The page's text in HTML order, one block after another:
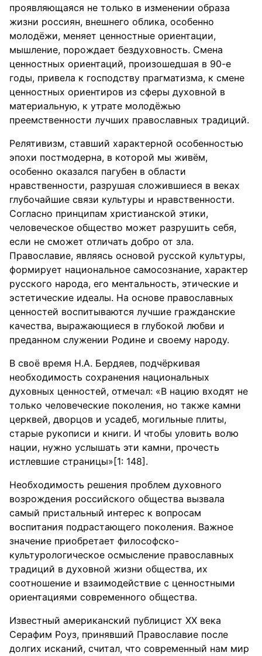
проявляющаяся не только в изменении образа
жизни россиян, внешнего облика, особенно
молодёжи, меняет ценностные ориентации,
мышление, порождает бездуховность. Смена
ценностных ориентаций, произошедшая в 90-е
годы, привела к господству прагматизма, к смене
ценностных ориентиров из сферы духовной в
материальную, к утрате молодёжью
преемственности лучших православных традиций.
Релятивизм, ставший характерной особенностью
эпохи постмодерна, в которой мы живём,
особенно оказался пагубен в области
нравственности, разрушая сложившиеся в веках
глубочайшие связи культуры и нравственности.
Согласно принципам христианской этики,
человеческое общество может разрушить себя,
если не сможет отличать добро от зла.
Православие, являясь основой русской культуры,
формирует национальное самосознание, характер
русского народа, его ментальность, этические и
эстетические идеалы. На основе православных
ценностей воспитываются лучшие гражданские
качества, выражающиеся в глубокой любви и
преданном служении Родине и своему народу.
В своё время Н.А. Бердяев, подчёркивая
необходимость сохранения национальных
духовных ценностей, отмечал: «В нацию входят не
только человеческие поколения, но также камни
церквей, дворцов и усадеб, могильные плиты,
старые рукописи и книги. И чтобы уловить волю
нации, нужно услышать эти камни, прочесть
истлевшие страницы»[1: 148].
Необходимость решения проблем духовного
возрождения российского общества вызвала
самый пристальный интерес к вопросам
воспитания подрастающего поколения. Важное
значение приобретает философско-
культурологическое осмысление православных
традиций в духовной жизни общества, их
соотношение и взаимодействие с ценностными
ориентациями современного общества.
Известный американский публицист ХХ века
Серафим Роуз, принявший Православие после
долгих исканий, считал, что современный нам мир